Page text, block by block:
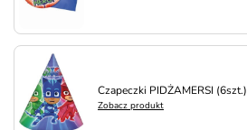
Czapeczki PIDŻAMERSI (6szt.)
Zobacz produkt